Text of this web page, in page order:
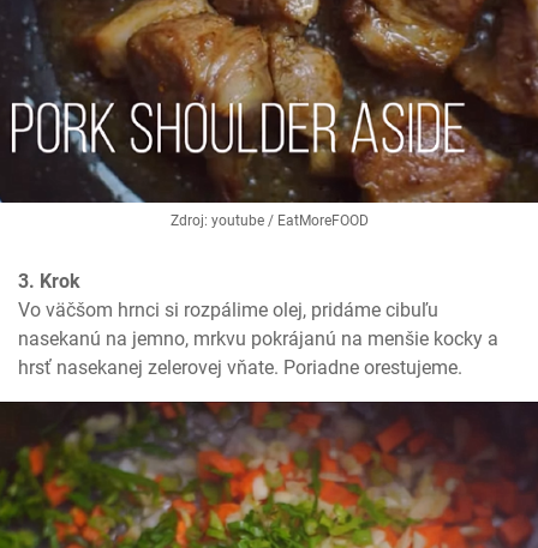
Zdroj: youtube / EatMoreFOOD
3. Krok
Vo väčšom hrnci si rozpálime olej, pridáme cibuľu
nasekanú na jemno, mrkvu pokrájanú na menšie kocky a
hrsť nasekanej zelerovej vňate. Poriadne orestujeme.